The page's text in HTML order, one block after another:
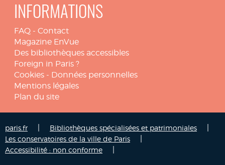
INFORMATIONS
FAQ - Contact
Magazine EnVue
Des bibliothèques accessibles
Foreign in Paris ?
Cookies - Données personnelles
Mentions légales
Plan du site
paris.fr Bibliothèques spécialisées et patrimoniales
Les conservatoires de la ville de Paris
Accessibilité : non conforme